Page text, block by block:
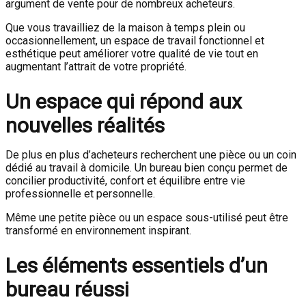
argument de vente pour de nombreux acheteurs.
Que vous travailliez de la maison à temps plein ou
occasionnellement, un espace de travail fonctionnel et
esthétique peut améliorer votre qualité de vie tout en
augmentant l’attrait de votre propriété.
Un espace qui répond aux
nouvelles réalités
De plus en plus d’acheteurs recherchent une pièce ou un coin
dédié au travail à domicile. Un bureau bien conçu permet de
concilier productivité, confort et équilibre entre vie
professionnelle et personnelle.
Même une petite pièce ou un espace sous-utilisé peut être
transformé en environnement inspirant.
Les éléments essentiels d’un
bureau réussi